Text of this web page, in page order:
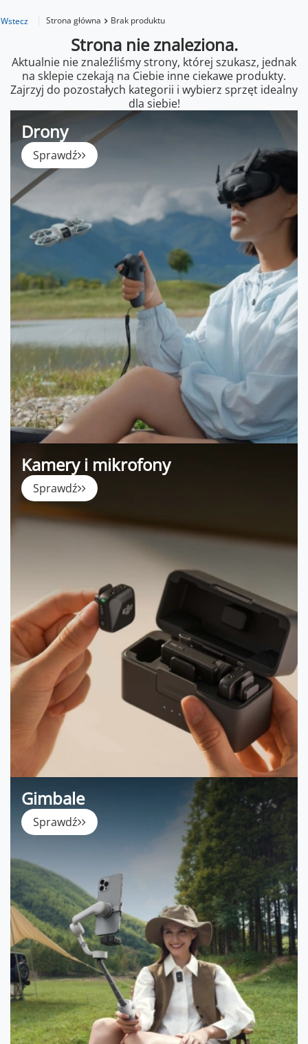
Wstecz Strona główna Brak produktu
Strona nie znaleziona.
Aktualnie nie znaleźliśmy strony, której szukasz, jednak
na sklepie czekają na Ciebie inne ciekawe produkty.
Zajrzyj do pozostałych kategorii i wybierz sprzęt idealny
dla siebie!
Drony
Sprawdź
Kamery i mikrofony
Sprawdź
Gimbale
Sprawdź